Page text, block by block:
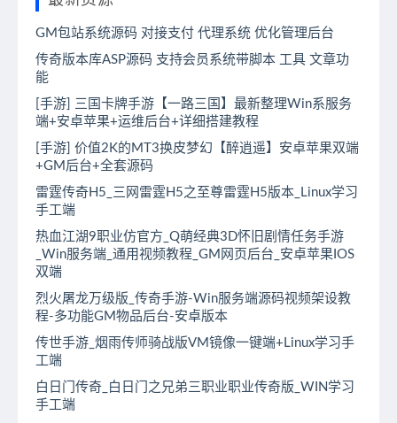
GM包站系统源码 对接支付 代理系统 优化管理后台
传奇版本库ASP源码 支持会员系统带脚本 工具 文章功
能
[手游] 三国卡牌手游【一路三国】最新整理Win系服务
端+安卓苹果+运维后台+详细搭建教程
[手游] 价值2K的MT3换皮梦幻【醉逍遥】安卓苹果双端
+GM后台+全套源码
雷霆传奇H5_三网雷霆H5之至尊雷霆H5版本_Linux学习
手工端
热血江湖9职业仿官方_Q萌经典3D怀旧剧情任务手游
_Win服务端_通用视频教程_GM网页后台_安卓苹果IOS
双端
烈火屠龙万级版_传奇手游-Win服务端源码视频架设教
程-多功能GM物品后台-安卓版本
传世手游_烟雨传师骑战版VM镜像一键端+Linux学习手
工端
白日门传奇_白日门之兄弟三职业职业传奇版_WIN学习
手工端